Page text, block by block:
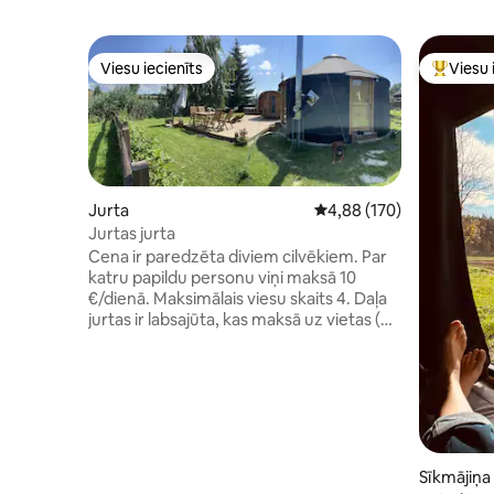
Viesu iecienīts
Viesu iecienīts
Jurta Vidējais vērtējums:
4,88 (170)
Jurtas jurta
Cena ir paredzēta diviem cilvēkiem. Par
katru papildu personu viņi maksā 10
€/dienā. Maksimālais viesu skaits 4. Daļa
jurtas ir labsajūta, kas maksā uz vietas (
Viesu
Sīkmājiņa